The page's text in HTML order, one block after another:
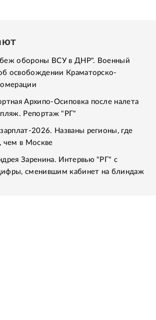
обороны ВСУ в ДНР". Военный
освобождении Краматорско-
Архипо-Осиповка после налета
Репортаж "РГ"
2026. Названы регионы, где
чем в Москве
Заренина. Интервью "РГ" с
сменившим кабинет на блиндаж